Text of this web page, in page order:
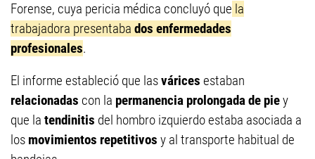
Forense, cuya pericia médica concluyó que la
trabajadora presentaba dos enfermedades
profesionales.
El informe estableció que lasvárices estaban
relacionadas con la permanencia prolongada de piey
que la tendinitis del hombro izquierdo estaba asociada a
los movimientos repetitivos y al transporte habitual de